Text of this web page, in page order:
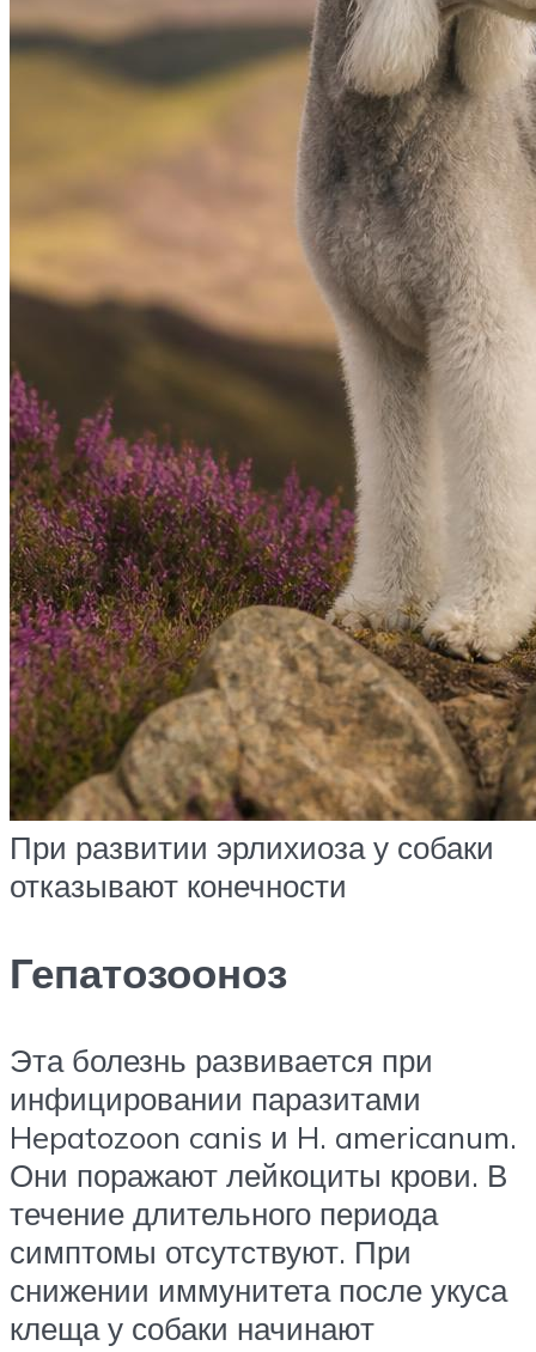
При развитии эрлихиоза у собаки
отказывают конечности
Гепатозооноз
Эта болезнь развивается при
инфицировании паразитами
Hepatozoon canis и H. americanum.
Они поражают лейкоциты крови. В
течение длительного периода
симптомы отсутствуют. При
снижении иммунитета после укуса
клеща у собаки начинают